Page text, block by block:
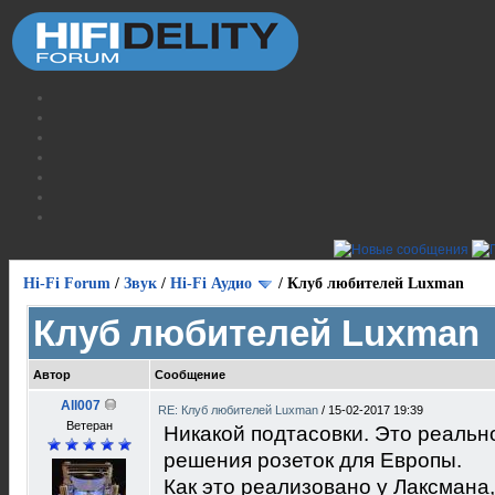
Hi-Fi Forum / Звук / Hi-Fi Аудио / Клуб любителей Luxman
Клуб любителей Luxman
Автор Сообщение
All007
Ветеран
RE: Клуб любителей Luxman / 15-02-2017 19:39
Никакой подтасовки. Это
решения розеток для Европы.
Как это реализовано у